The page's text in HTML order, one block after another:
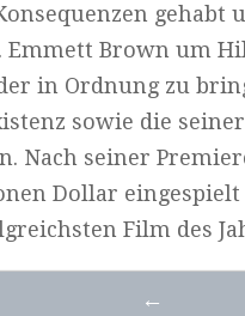
gehabt
Emmett Brown um
in Ordnung zu
sowie die
Nach seiner
Dollar
Film des
←